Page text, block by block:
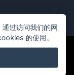
过访问我们的网
的使用。